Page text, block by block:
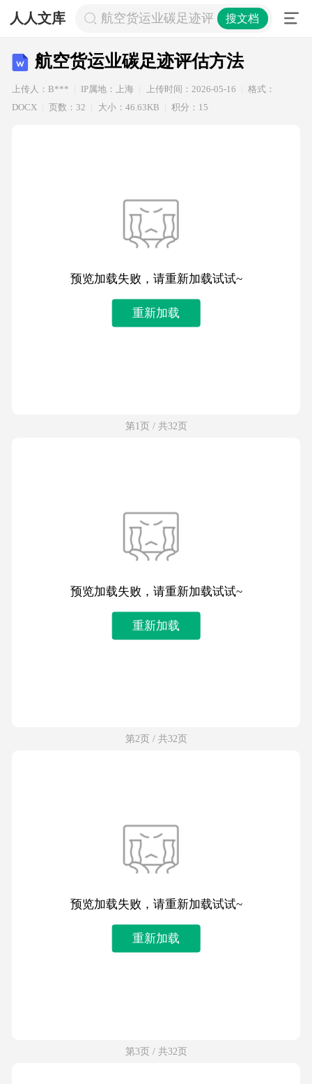
人人文库 航空货运业碳足迹评估方法
搜文档
航空货运业碳足迹评估方法
上传人：B*** IP属地：上海 上传时间：2026-05-16
格式：
DOCX
页数：32 大小：46.63KB 积分：15
预览加载失败，请重新加载试试~
重新加载
第1页 / 共32页
预览加载失败，请重新加载试试~
重新加载
第2页 / 共32页
预览加载失败，请重新加载试试~
重新加载
第3页 / 共32页